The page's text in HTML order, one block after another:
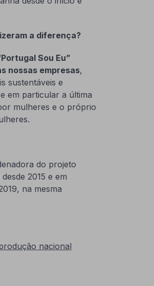
a diferença?
Sou Eu”
nossas empresas,
sustentáveis e
em particular a última
mulheres e o próprio
do projeto
2015 e em
na mesma
nacional